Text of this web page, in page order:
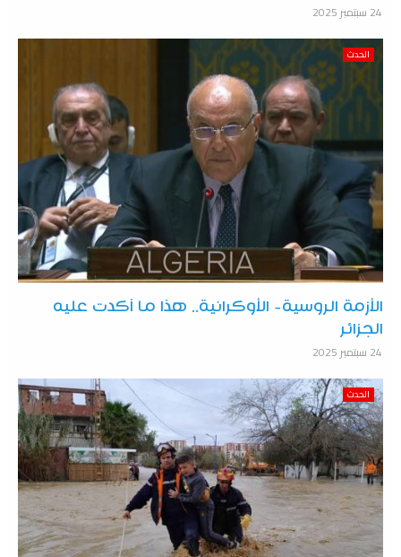
24 سبتمبر 2025
الحدث
الأزمة الروسية- الأوكرانية.. هذا ما أكدت عليه
الجزائر
24 سبتمبر 2025
الحدث